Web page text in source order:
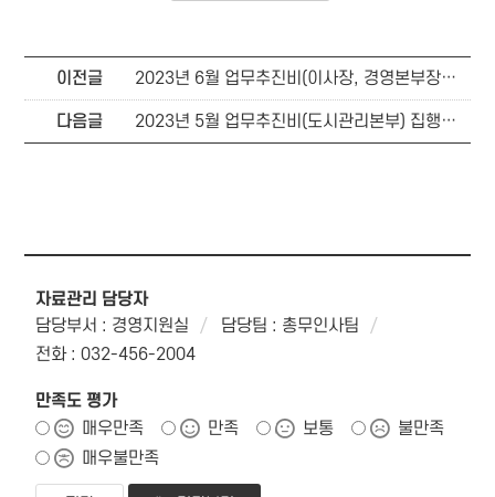
이전글 2023년 6월 업무추진비(이사장, 경영본부장) 집행현황
다음글 2023년 5월 업무추진비(도시관리본부) 집행현황
자료관리 담당자
담당부서 : 경영지원실
담당팀 : 총무인사팀
전화 : 032-456-2004
만족도 평가
매우만족
만족 보통
불만족
매우불만족